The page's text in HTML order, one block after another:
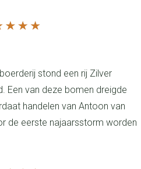
stond een rij Zilver
Een van deze bomen dreigde
handelen van Antoon van
de eerste najaarsstorm worden